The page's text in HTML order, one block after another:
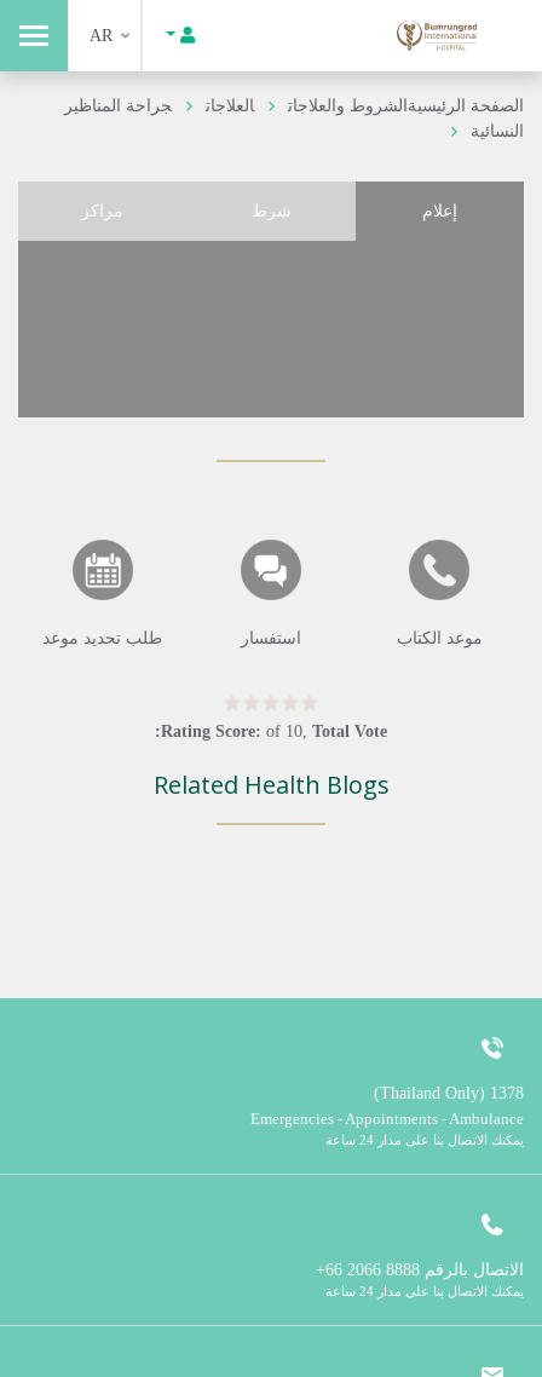
AR
الصفحة الرئيسيةالشروط والعلاجات العلاجات
جراحة المناظير
النسائية
إعلام شرط مراكز
موعد الكتاب استفسار طلب تحديد موعد
Rating Score: of 10, Total Vote:
Related Health Blogs
1378 (Thailand Only)
Emergencies - Appointments - Ambulance
يمكنك الاتصال بنا على مدار 24 ساعة
الاتصال بالرقم
يمكنك الاتصال بنا على مدار 24 ساعة